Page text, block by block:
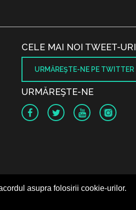
asupra folosirii cookie-urilor.
CELE MAI NOI TWEET-URI
URMĂREŞTE-NE PE TWITTER
URMĂREŞTE-NE